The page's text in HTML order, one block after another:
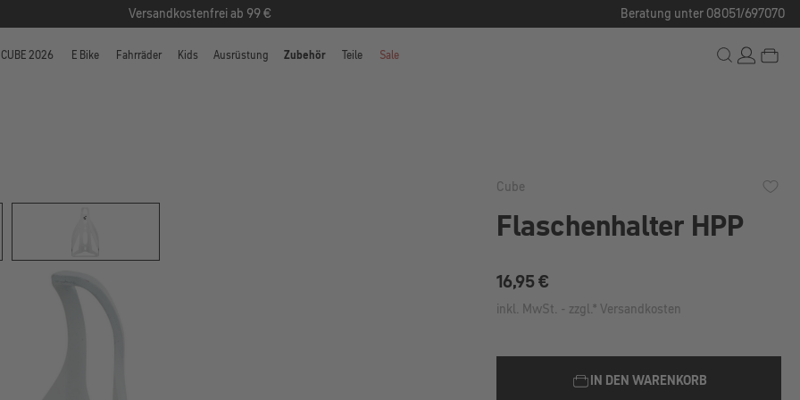
Versandkostenfrei ab 99 € Beratung unter 08051/697070
CUBE 2026 E Bike Fahrräder Kids Ausrüstung Zubehör Teile Sale
Cube
Flaschenhalter HPP
Regulärer Preis:
16,95 €
inkl. MwSt. - zzgl.* Versandkosten
IN DEN WARENKORB